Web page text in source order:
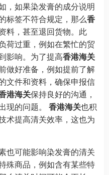
，如果染发膏的成分说明
标签不符合规定，那么香
料，甚至退回货物。此
荷过重，例如在繁忙的贸
影响。为了提高香港海关
做好准备，例如提前了解
文件和资料，确保申报信
港海关保持良好的沟通，
现的问题。 香港海关也积
术提高清关效率，这也为
也可能影响染发膏的清关
殊商品，例如含有某些特